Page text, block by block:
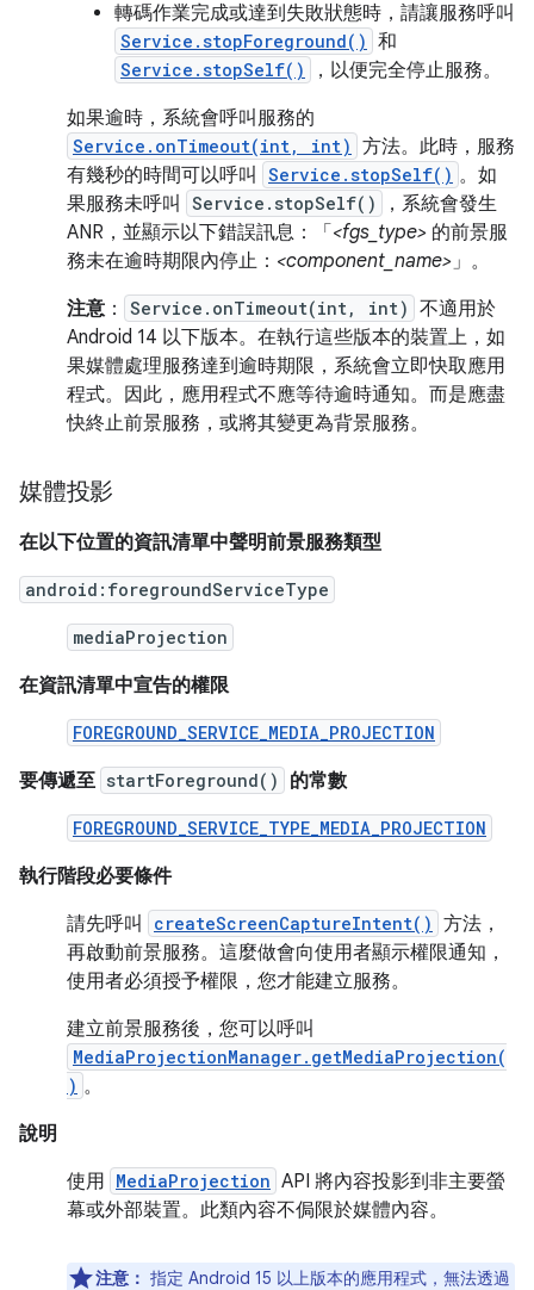
轉碼作業完成或達到失敗狀態時，請讓服務呼叫
Service.stopForeground() 和
Service.stopSelf()
，以便完全停止服務。
如果逾時，系統會呼叫服務的
Service.onTimeout(int, int) 方法。此時，服務
有幾秒的時間可以呼叫
Service.stopSelf() 。如
果服務未呼叫
Service.stopSelf()
，系統會發生
ANR，並顯示以下錯誤訊息：「 <fgs_type> 的前景服
務未在逾時期限內停止： <component_name>」。
注意： Service.onTimeout(int, int) 不適用於
Android 14 以下版本。在執行這些版本的裝置上，如
果媒體處理服務達到逾時期限，系統會立即快取應用
程式。因此，應用程式不應等待逾時通知。而是應盡
快終止前景服務，或將其變更為背景服務。
媒體投影
在以下位置的資訊清單中聲明前景服務類型
android:foregroundServiceType
mediaProjection
在資訊清單中宣告的權限
FOREGROUND_SERVICE_MEDIA_PROJECTION
要傳遞至 startForeground() 的常數
FOREGROUND_SERVICE_TYPE_MEDIA_PROJECTION
執行階段必要條件
請先呼叫
createScreenCaptureIntent() 方法，
再啟動前景服務。這麼做會向使用者顯示權限通知，
使用者必須授予權限，您才能建立服務。
建立前景服務後，您可以呼叫
MediaProjectionManager.getMediaProjection(
) 。
說明
使用 MediaProjection API 將內容投影到非主要螢
幕或外部裝置。此類內容不侷限於媒體內容。
注意： 指定 Android 15 以上版本的應用程式，無法透過